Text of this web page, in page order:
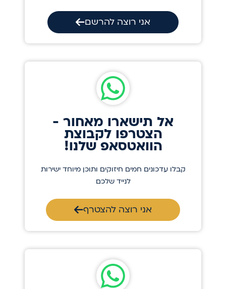
אני רוצה להרשם
אל תישארו מאחור -
הצטרפו לקבוצת
הוואטסאפ שלנו!
קבלו עדכונים חמים חיזוקים ותוכן מיוחד ישירות
לנייד שלכם
אני רוצה להצטרף